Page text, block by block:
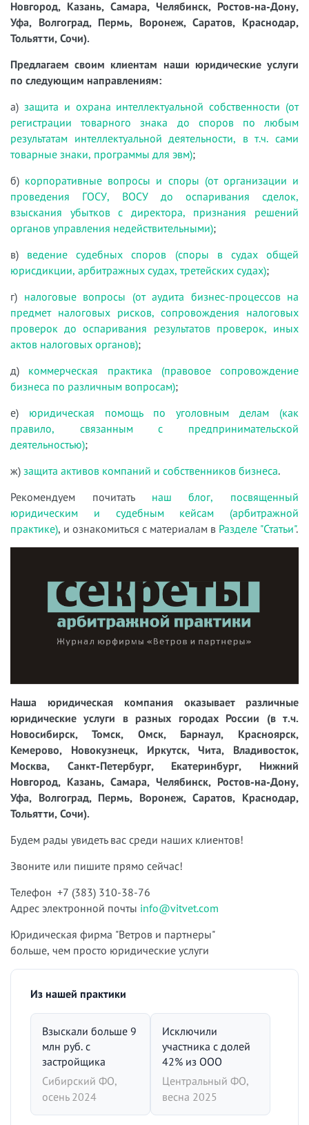
Новгород, Казань, Самара, Челябинск, Ростов-на-Дону,
Уфа, Волгоград, Пермь, Воронеж, Саратов, Краснодар,
Тольятти, Сочи).
Предлагаем своим клиентам наши юридические услуги
по следующим направлениям:
а) защита и охрана интеллектуальной собственности (от
регистрации товарного знака до споров по любым
результатам интеллектуальной деятельности, в т.ч. сами
товарные знаки, программы для эвм);
б) корпоративные вопросы и споры (от организации и
проведения ГОСУ, ВОСУ до оспаривания сделок,
взыскания убытков с директора, признания решений
органов управления недействительными);
в) ведение судебных споров (споры в судах общей
юрисдикции, арбитражных судах, третейских судах);
г) налоговые вопросы (от аудита бизнес-процессов на
предмет налоговых рисков, сопровождения налоговых
проверок до оспаривания результатов проверок, иных
актов налоговых органов);
д) коммерческая практика (правовое сопровождение
бизнеса по различным вопросам);
е) юридическая помощь по уголовным делам (как
правило, связанным с предпринимательской
деятельностью);
ж) защита активов компаний и собственников бизнеса.
Рекомендуем почитать наш блог, посвященный
юридическим и судебным кейсам (арбитражной
практике), и ознакомиться с материалам в Разделе "Статьи".
Наша юридическая компания оказывает различные
юридические услуги в разных городах России (в т.ч.
Новосибирск, Томск, Омск, Барнаул, Красноярск,
Кемерово, Новокузнецк, Иркутск, Чита, Владивосток,
Москва, Санкт-Петербург, Екатеринбург, Нижний
Новгород, Казань, Самара, Челябинск, Ростов-на-Дону,
Уфа, Волгоград, Пермь, Воронеж, Саратов, Краснодар,
Тольятти, Сочи).
Будем рады увидеть вас среди наших клиентов!
Звоните или пишите прямо сейчас!
Телефон +7 (383) 310-38-76
Адрес электронной почты info@vitvet.com
Юридическая фирма "Ветров и партнеры"
больше, чем просто юридические услуги
Из нашей практики
Взыскали больше 9
млн руб. с
застройщика
Сибирский ФО,
осень 2024
Исключили
участника с долей
42% из ООО
Центральный ФО,
весна 2025